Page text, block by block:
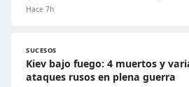
Hace 7h
SUCESOS
Kiev bajo fuego: 4 muertos y
ataques rusos en plena guerra